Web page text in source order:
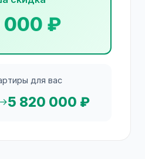
000 ₽
для вас
5 820 000 ₽